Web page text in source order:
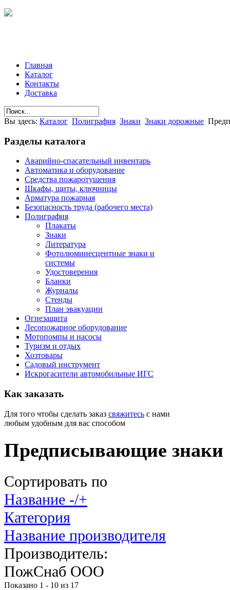
Главная
Каталог
Контакты
Доставка
Вы здесь: Каталог Полиграфия Знаки Знаки дорожные
Разделы каталога
Аварийно-спасательный инвентарь
Автоматика и оборудование
Средства пожаротушения
Шкафы, щиты, ключницы
Арматура пожарная
Безопасность труда (рабочего места)
Полиграфия
Плакаты
Знаки
Литература
Фотолюминесцентные знаки и
системы
Удостоверения
Бланки
Журналы
Стенды
План эвакуации
Огнезащита
Лесопожарное оборудование
Мотопомпы и насосы
Туризм и отдых
Хозтовары
Садовый инструмент
Искрогасители автомобильные ИГС
Как заказать
Для того чтобы сделать заказ свяжитесь с нами
любым удобным для вас способом
Предписывающие знаки
Сортировать по
Название -/+
Категория
Название производителя
Производитель:
ПожСнаб ООО
Показано 1 - 10 из 17